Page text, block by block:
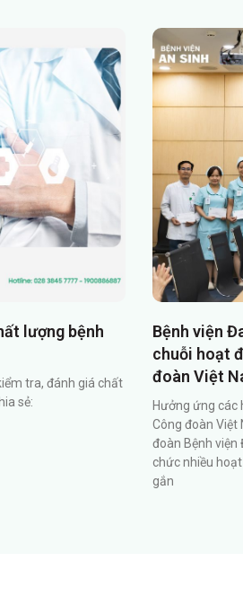
lượng bệnh
tra, đánh giá chất
sẻ:
Bệnh viện
chuỗi hoạt
đoàn Việt
Hưởng ứng các
Công đoàn
đoàn Bệnh
chức nhiều
gắn